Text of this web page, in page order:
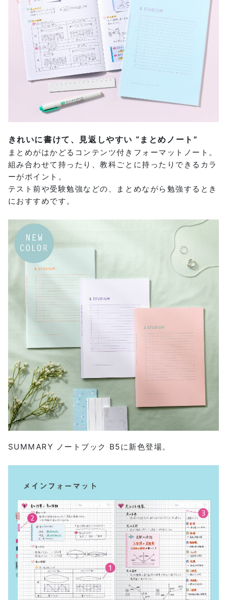
きれいに書けて、見返しやすい “まとめノート”
まとめがはかどるコンテンツ付きフォーマットノート。
組み合わせて持ったり、教科ごとに持ったりできるカラ
ーがポイント。
テスト前や受験勉強などの、まとめながら勉強するとき
におすすめです。
SUMMARY ノートブック B5に新色登場。